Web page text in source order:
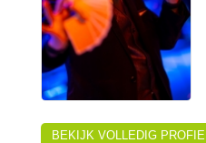
BEKIJK VOLLEDIG PROFIEL